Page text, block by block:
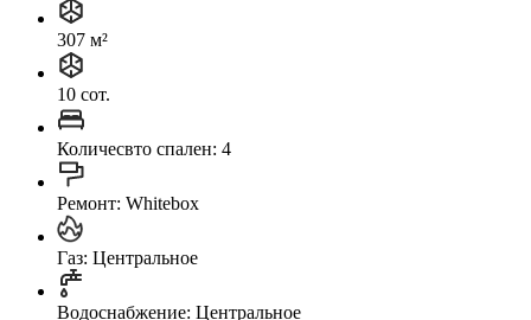
307 м²
10 сот.
Количесвто спален: 4
Ремонт: Whitebox
Газ: Центральное
Водоснабжение: Центральное